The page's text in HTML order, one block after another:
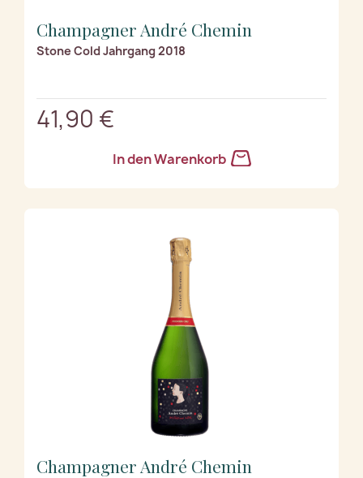
Champagner André Chemin
Stone Cold Jahrgang 2018
41,90 €
In den Warenkorb
Champagner André Chemin